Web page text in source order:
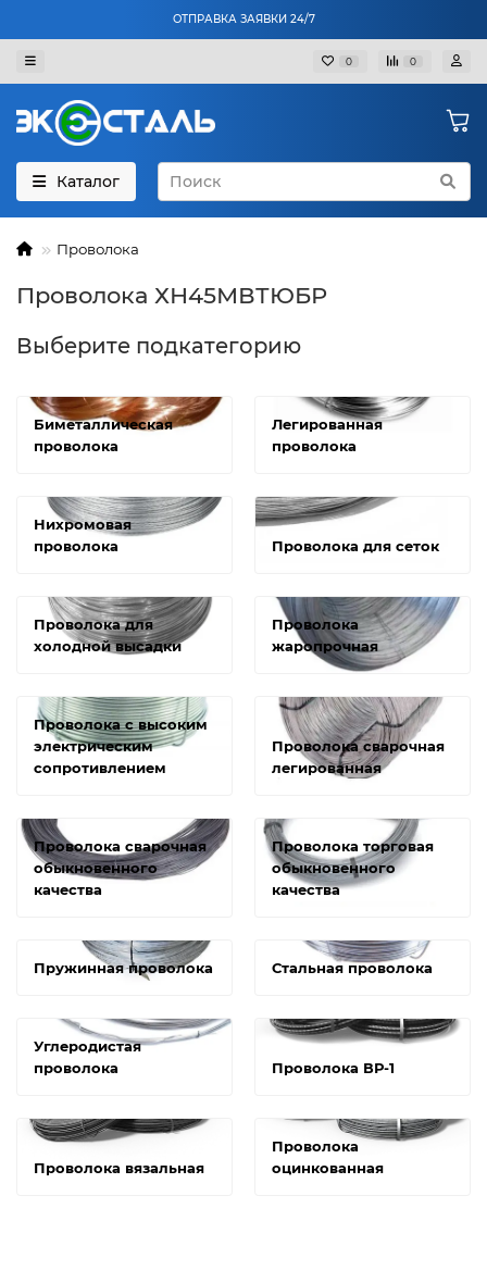
ОТПРАВКА ЗАЯВКИ 24/7
0 0
Каталог
Проволока
Проволока ХН45МВТЮБР
Выберите подкатегорию
Биметаллическая
проволока
Легированная
проволока
Нихромовая
проволока
Проволока для сеток
Проволока для
холодной высадки
Проволока
жаропрочная
Проволока с высоким
электрическим
сопротивлением
Проволока сварочная
легированная
Проволока сварочная
обыкновенного
качества
Проволока торговая
обыкновенного
качества
Пружинная проволока Стальная проволока
Углеродистая
проволока
Проволока ВР-1
Проволока вязальная
Проволока
оцинкованная